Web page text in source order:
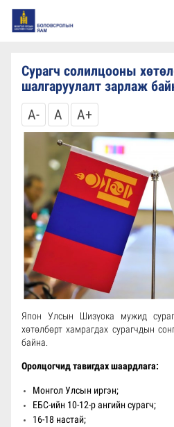
Сурагч солилцооны
шалгаруулалт зарлаж
A-
A A+
Япон Улсын Шизүока мужид
хөтөлбөрт хамрагдах сурагчдын
байна.
Оролцогчид тавигдах шаардлага:
Монгол Улсын иргэн;
ЕБС-ийн 10-12-р ангийн сурагч;
16-18 настай;